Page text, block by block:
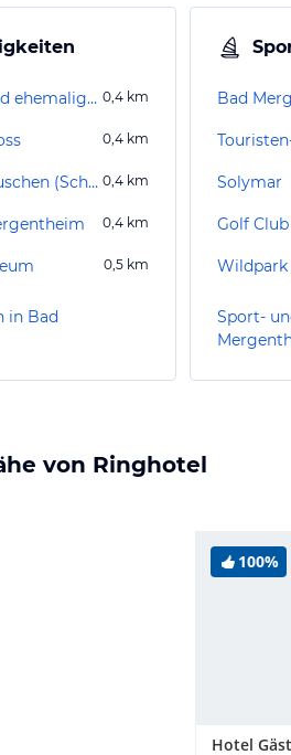
Kirche Maria-Hilf und ehemaliges Kapuzinerkloster 0,4 km
0,4 km
Chinesisches Teehäuschen (Schellenhäuschen) 0,4 km
0,4 km
0,5 km
in Bad
Solymar
Golf
Sport-
von Ringhotel
100%